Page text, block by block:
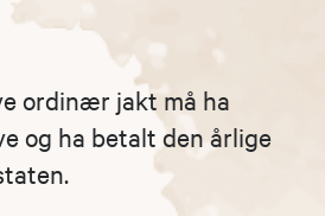
ordinær jakt må ha
og ha betalt den årlige